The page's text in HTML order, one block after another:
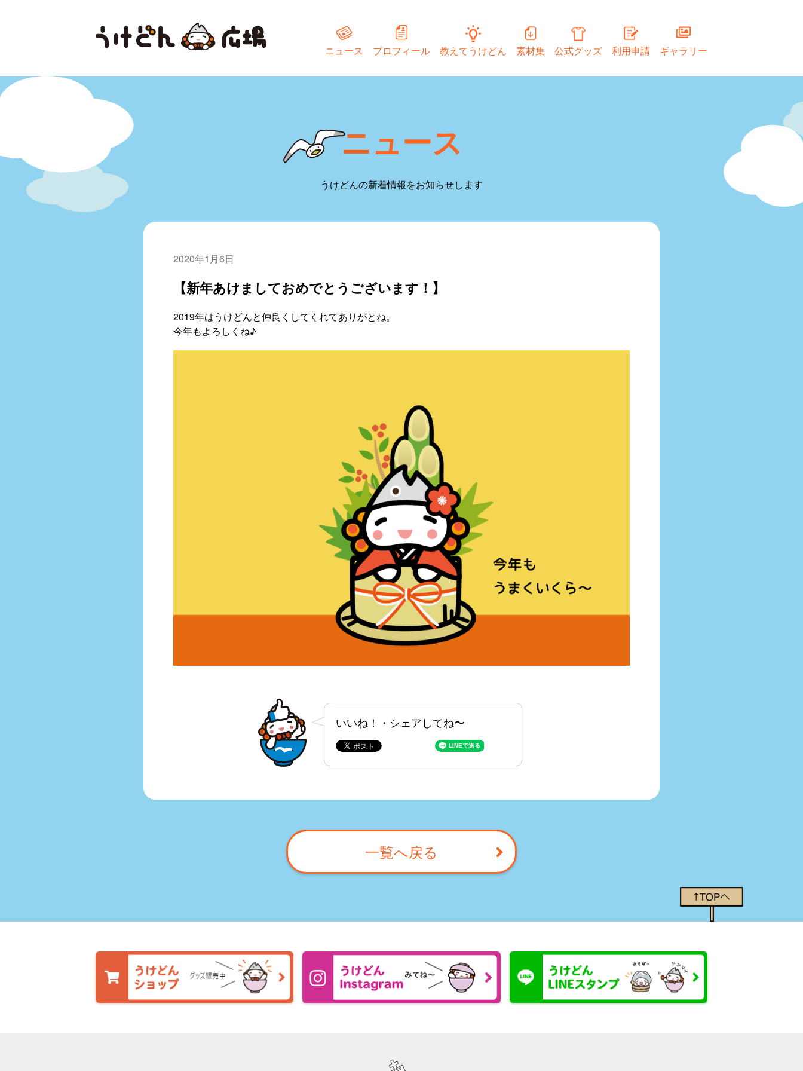
ニュース プロフィール 教えてうけどん 素材集 公式グッズ 利用申請 ギャラリー
ニュース
うけどんの新着情報をお知らせします
2020年1月6日
【新年あけましておめでとうございます！】
2019年はうけどんと仲良くしてくれてありがとね。
今年もよろしくね♪
いいね！・シェアしてね〜
一覧へ戻る